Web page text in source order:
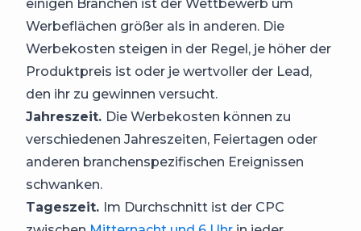
einigen Branchen ist der Wettbewerb um
Werbeflächen größer als in anderen. Die
Werbekosten steigen in der Regel, je höher der
Produktpreis ist oder je wertvoller der Lead,
den ihr zu gewinnen versucht.
Jahreszeit. Die Werbekosten können zu
verschiedenen Jahreszeiten, Feiertagen oder
anderen branchenspezifischen Ereignissen
schwanken.
Tageszeit. Im Durchschnitt ist der CPC